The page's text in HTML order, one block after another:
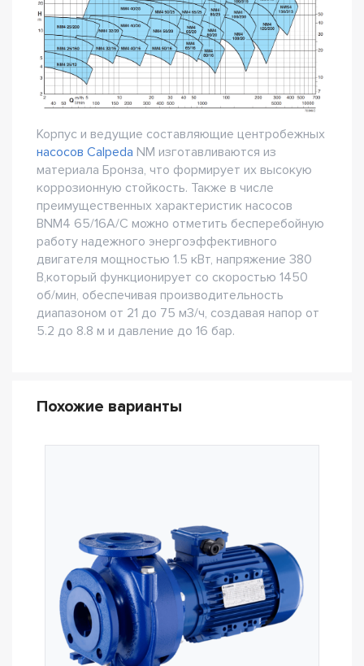
Корпус и ведущие составляющие центробежных
насосов Calpeda NM изготавливаются из
материала Бронза, что формирует их высокую
коррозионную стойкость. Также в числе
преимущественных характеристик насосов
BNM4 65/16A/C можно отметить бесперебойную
работу надежного энергоэффективного
двигателя мощностью 1.5 кВт, напряжение 380
В,который функционирует со скоростью 1450
об/мин, обеспечивая производительность
диапазоном от 21 до 75 м3/ч, создавая напор от
5.2 до 8.8 м и давление до 16 бар.
Похожие варианты